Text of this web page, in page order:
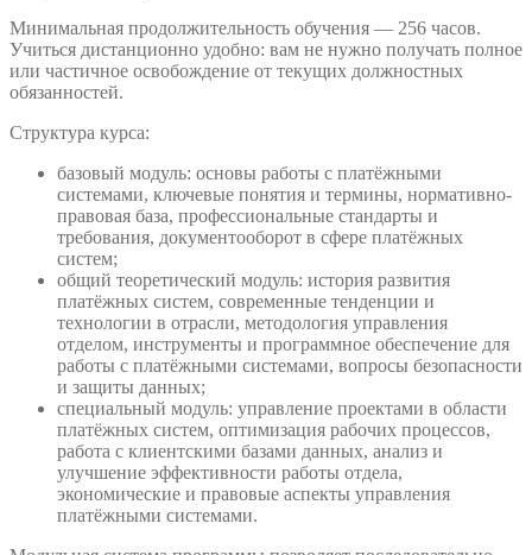
Минимальная продолжительность обучения — 256 часов.
Учиться дистанционно удобно: вам не нужно получать полное
или частичное освобождение от текущих должностных
обязанностей.
Структура курса:
базовый модуль: основы работы с платёжными
системами, ключевые понятия и термины, нормативно-
правовая база, профессиональные стандарты и
требования, документооборот в сфере платёжных
систем;
общий теоретический модуль: история развития
платёжных систем, современные тенденции и
технологии в отрасли, методология управления
отделом, инструменты и программное обеспечение для
работы с платёжными системами, вопросы безопасности
и защиты данных;
специальный модуль: управление проектами в области
платёжных систем, оптимизация рабочих процессов,
работа с клиентскими базами данных, анализ и
улучшение эффективности работы отдела,
экономические и правовые аспекты управления
платёжными системами.